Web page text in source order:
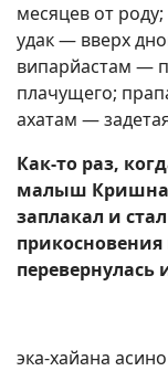
месяцев от
удак — вверх
випарйастам —
плачущего;
ахатам —
Как-то раз,
малыш Кришна,
заплакал и
прикосновения
перевернулась
эка-хайана